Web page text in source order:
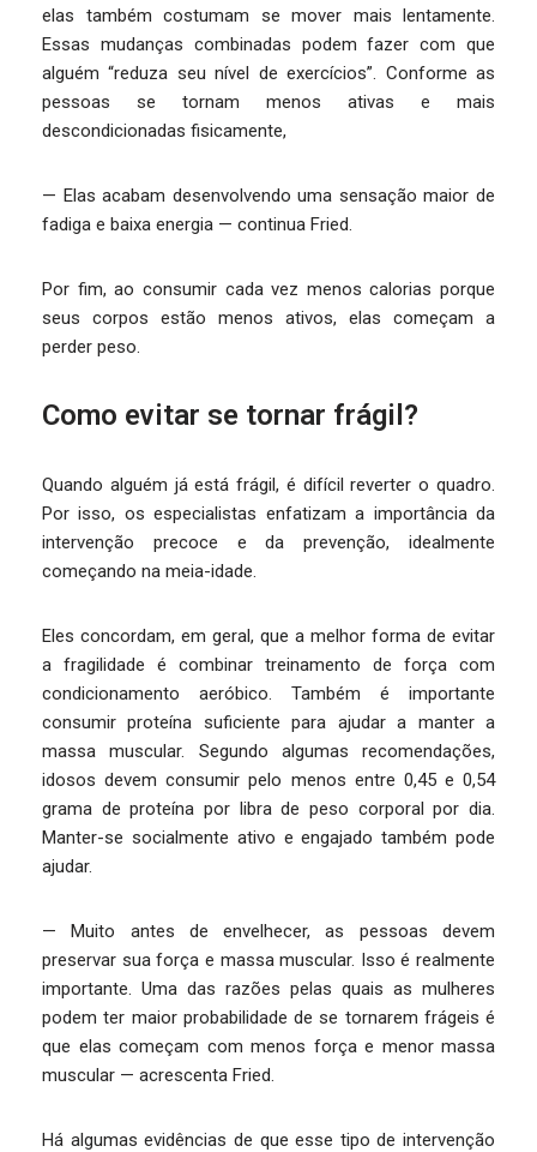
elas também costumam se mover mais lentamente.
Essas mudanças combinadas podem fazer com que
alguém “reduza seu nível de exercícios”. Conforme as
pessoas se tornam menos ativas e mais
descondicionadas fisicamente,
— Elas acabam desenvolvendo uma sensação maior de
fadiga e baixa energia — continua Fried.
Por fim, ao consumir cada vez menos calorias porque
seus corpos estão menos ativos, elas começam a
perder peso.
Como evitar se tornar frágil?
Quando alguém já está frágil, é difícil reverter o quadro.
Por isso, os especialistas enfatizam a importância da
intervenção precoce e da prevenção, idealmente
começando na meia-idade.
Eles concordam, em geral, que a melhor forma de evitar
a fragilidade é combinar treinamento de força com
condicionamento aeróbico. Também é importante
consumir proteína suficiente para ajudar a manter a
massa muscular. Segundo algumas recomendações,
idosos devem consumir pelo menos entre 0,45 e 0,54
grama de proteína por libra de peso corporal por dia.
Manter-se socialmente ativo e engajado também pode
ajudar.
— Muito antes de envelhecer, as pessoas devem
preservar sua força e massa muscular. Isso é realmente
importante. Uma das razões pelas quais as mulheres
podem ter maior probabilidade de se tornarem frágeis é
que elas começam com menos força e menor massa
muscular — acrescenta Fried.
Há algumas evidências de que esse tipo de intervenção